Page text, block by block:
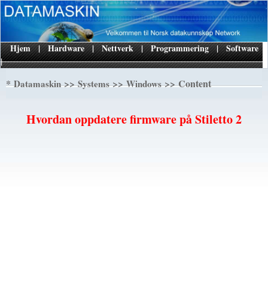
|
Hjem | Hardware | Nettverk | Programmering | Software
*Datamaskin>>Systems>>Windows>> Content
Hvordan oppdatere firmware på Stiletto 2